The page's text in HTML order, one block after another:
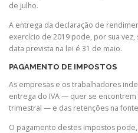
de julho.
A entrega da declaração de
exercício de 2019 pode, por sua
data prevista na lei é 31 de maio.
PAGAMENTO DE IMPOSTOS
As empresas e os trabalhadores
entrega do IVA — quer se
trimestral — e das retenções na fonte
O pagamento destes impostos